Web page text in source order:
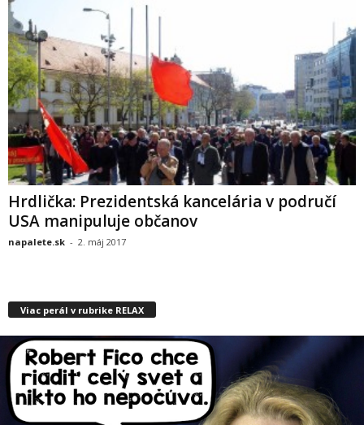
Hrdlička: Prezidentská kancelária v područí
USA manipuluje občanov
napalete.sk - 2. máj 2017
Viac perál v rubrike RELAX